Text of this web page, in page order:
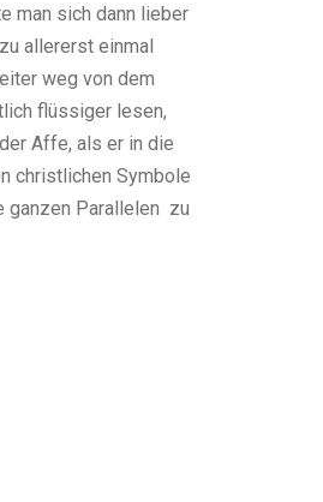
man sich dann lieber
allererst einmal
weg von dem
flüssiger lesen,
Affe, als er in die
christlichen Symbole
ganzen Parallelen zu